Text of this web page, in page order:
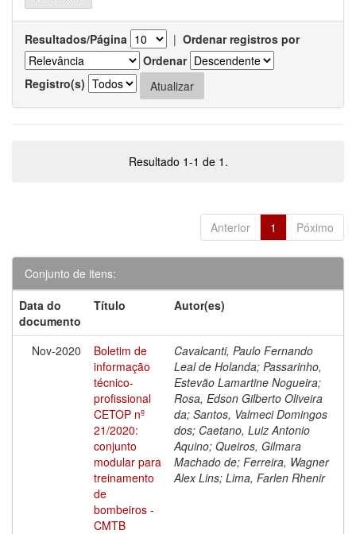
Resultados/Página | Ordenar registros por
Ordenar
Registro(s)
Resultado 1-1 de 1.
Anterior 1 Póximo
Conjunto de itens:
Data do
documento
Título Autor(es)
Nov-2020
Boletim de
informação
técnico-
profissional
CETOP nº
21/2020:
conjunto
modular para
treinamento
de
bombeiros -
CMTB
Cavalcanti, Paulo Fernando
Leal de Holanda; Passarinho,
Estevão Lamartine Nogueira;
Rosa, Edson Gilberto Oliveira
da; Santos, Valmeci Domingos
dos; Caetano, Luiz Antonio
Aquino; Queiros, Gilmara
Machado de; Ferreira, Wagner
Alex Lins; Lima, Farlen Rhenir